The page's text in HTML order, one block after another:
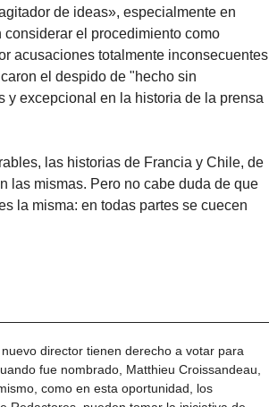
de ideas», especialmente en
el procedimiento como
acusaciones totalmente inconsecuentes
el despido de "hecho sin
y excepcional en la historia de la prensa
las historias de Francia y Chile, de
las mismas. Pero no cabe duda de que
la misma: en todas partes se cuecen
director tienen derecho a votar para
fue nombrado, Matthieu Croissandeau,
como en esta oportunidad, los